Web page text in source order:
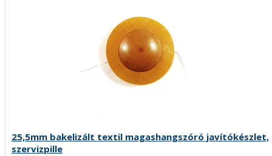
25,5mm bakelizált textil magashangszóró javítókészlet,
szervizpille